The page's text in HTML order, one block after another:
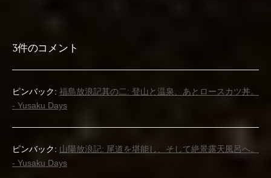
ビ
ゲ
ー
シ
ョ
ン
3件のコメント
ピンバック: 福島放浪記其の二: 登山と温泉、あとロースカツ丼。
- Yusaku Days
ピンバック: 山陽放浪記: 尾道を堪能し、そして絶景露天風呂へ。
- Yusaku Days